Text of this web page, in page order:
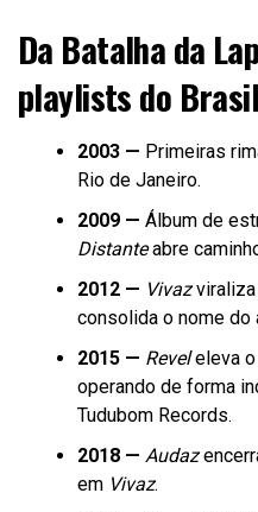
Da Batalha da
playlists do Brasil
2003 — Primeiras
Rio de Janeiro.
2009 — Álbum de
Distanteabre
2012 — Vivazviraliza
consolida o nome do
2015 — Reveleleva o
operando de forma
Tudubom Records.
2018 — Audaz
em Vivaz.